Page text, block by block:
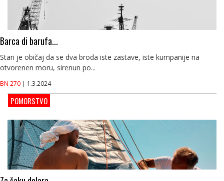
Barca di barufa...
Stari je običaj da se dva broda iste zastave, iste kumpanije na
otvorenen moru, sirenun po...
BN 270 | 1.3.2024
POMORSTVO